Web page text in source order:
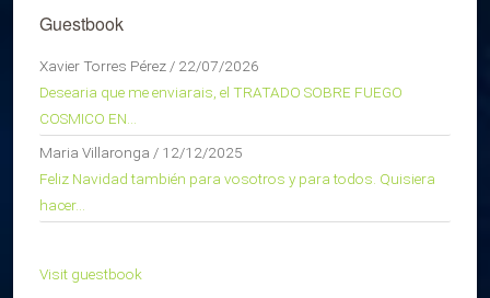
Guestbook
Xavier Torres Pérez / 22/07/2026
Desearia que me enviarais, el TRATADO SOBRE FUEGO
COSMICO EN...
Maria Villaronga / 12/12/2025
Feliz Navidad también para vosotros y para todos. Quisiera
hacer...
Visit guestbook